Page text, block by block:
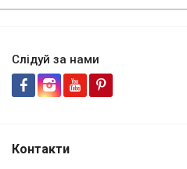
Слідуй за нами
Контакти